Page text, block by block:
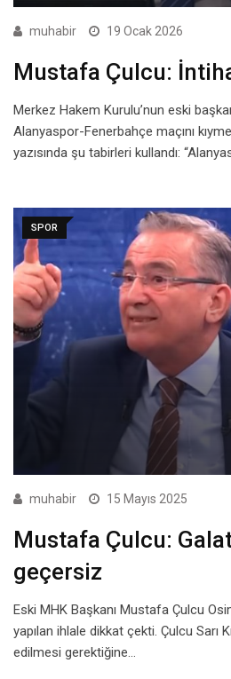
muhabir 19 Ocak 2026
Mustafa Çulcu:
Merkez Hakem Kurulu’nun eski
Alanyaspor-Fenerbahçe maçını
yazısında şu tabirleri kullandı:
SPOR
muhabir 15 Mayıs 2025
Mustafa Çulcu:
geçersiz
Eski MHK Başkanı Mustafa Çulcu
yapılan ihlale dikkat çekti. Çulcu Sarı
edilmesi gerektiğine…